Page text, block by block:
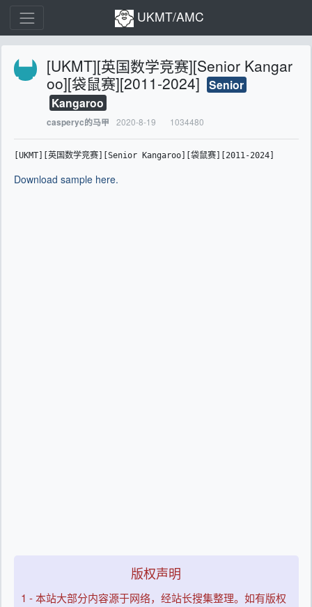
UKMT/AMC
[UKMT][英国数学竞赛][Senior Kangar
oo][袋鼠赛][2011-2024]
Senior
Kangaroo
casperyc的马甲 2020-8-19 1034480
[UKMT][英国数学竞赛][Senior Kangaroo][袋鼠赛][2011-2024]
Download sample here.
版权声明
1 - 本站大部分内容源于网络，经站长搜集整理。如有版权